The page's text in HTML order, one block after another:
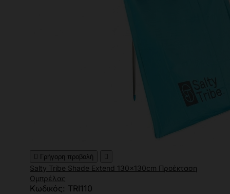
 Γρήγορη προβολή 
Salty Tribe Shade Extend 130x130cm Προέκταση
Ομπρέλας
Κωδικός: TRI110